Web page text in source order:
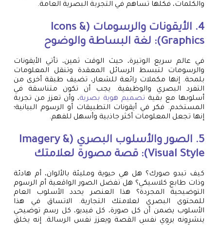
والكلمات، فكلها تساهم في التجربة البصرية العامة.
4. الأيقونات والرسومات (Icons &
Graphics): لغة البساطة والوضوح
في عالم سريع الوتيرة، حيث الوقت ثمين، تأتي الأيقونات
والرسومات لتبسط الرسائل المعقدة وتنقل المعلومات
بلمحة. إنها مكملات رائعة للشعار، تضيف طبقة أخرى من
التفرد البصري والوظيفية. يجب أن تكون متناسقة في
أسلوبها مع بقية تصميم هوية بصرية، وأن تعزز من تجربة
المستخدم. فكر في أيقونات التطبيقات أو الرسوم البيانية؛
إنها تجعل المعلومات أكثر جاذبية وأسهل للفهم.
5. الصور والأسلوب البصري (Imagery &
Visual Style): قصة مصورة لعلامتك
كيف تبدو صورك؟ هل هي حيوية ومليئة بالألوان، أم هادئة
وذات طابع كلاسيكي؟ هل تفضل الصور الواقعية أم الرسوم
التوضيحية المجردة؟ هذا العنصر يحدد الأسلوب العام
للمحتوى البصري لعلامتك التجارية. الاتساق في هذا
الأسلوب يضمن أن كل صورة، كل فيديو، كل رسم توضيحي
ينشرونه يروي نفس القصة ويعزز نفس الرسالة. إنه يخلق